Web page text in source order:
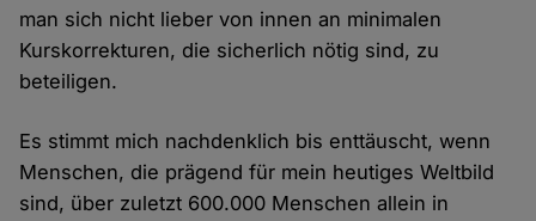
man sich nicht lieber von innen an minimalen
Kurskorrekturen, die sicherlich nötig sind, zu
beteiligen.
Es stimmt mich nachdenklich bis enttäuscht, wenn
Menschen, die prägend für mein heutiges Weltbild
sind, über zuletzt 600.000 Menschen allein in